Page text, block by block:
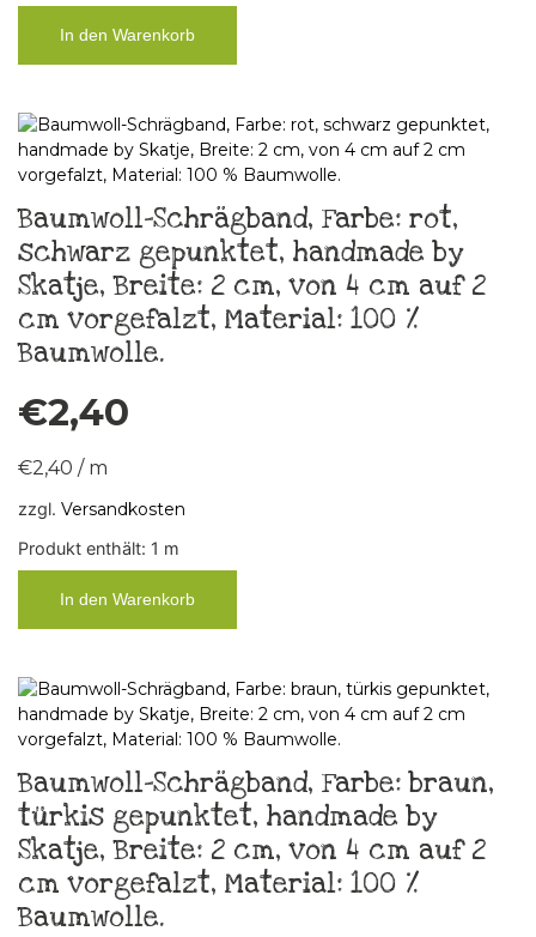
In den Warenkorb
Baumwoll-Schrägband, Farbe: rot,
schwarz gepunktet, handmade by
Skatje, Breite: 2 cm, von 4 cm auf 2
cm vorgefalzt, Material: 100 %
Baumwolle.
€2,40
€2,40 / m
zzgl. Versandkosten
Produkt enthält: 1 m
In den Warenkorb
Baumwoll-Schrägband, Farbe: braun,
türkis gepunktet, handmade by
Skatje, Breite: 2 cm, von 4 cm auf 2
cm vorgefalzt, Material: 100 %
Baumwolle.